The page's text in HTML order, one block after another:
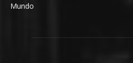
Mundo